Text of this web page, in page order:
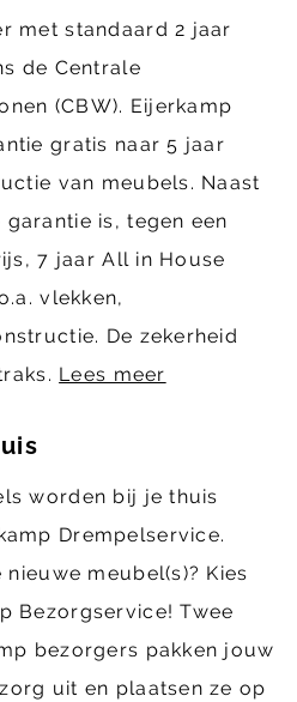
met standaard 2 jaar
de Centrale
(CBW). Eijerkamp
gratis naar 5 jaar
van meubels. Naast
is, tegen een
7 jaar All in House
vlekken,
De zekerheid
Lees meer
worden bij je thuis
Drempelservice.
meubel(s)? Kies
Bezorgservice! Twee
bezorgers pakken jouw
uit en plaatsen ze op